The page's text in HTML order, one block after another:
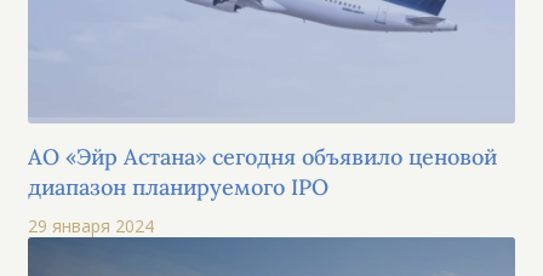
АО «Эйр Астана» сегодня объявило ценовой
диапазон планируемого IPO
29 января 2024